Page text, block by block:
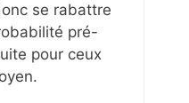
se rabattre
pré-
pour ceux